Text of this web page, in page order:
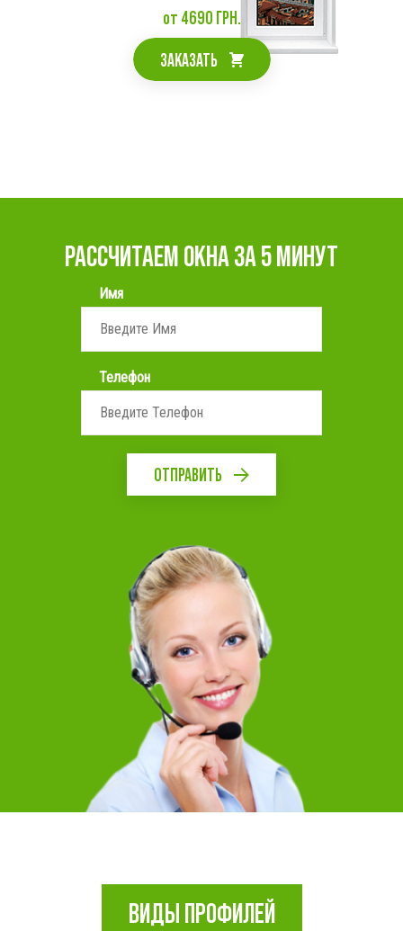
от 4690 ГРН.
ЗАКАЗАТЬ
РАССЧИТАЕМ ОКНА ЗА 5 МИНУТ
Имя
Телефон
ОТПРАВИТЬ
ВИДЫ ПРОФИЛЕЙ